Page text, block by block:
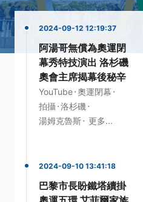
2024-09-12 12:19:37
阿湯哥無償為奧運閉
幕秀特技演出 洛杉磯
奧會主席揭幕後秘辛
YouTube· 奧運閉幕 ·
拍攝·洛杉磯 ·
湯姆克魯斯· 更多...
2024-09-10 13:41:18
巴黎市長盼鐵塔續掛